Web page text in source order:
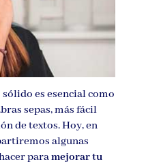
es esencial como
sepas, más fácil
de textos. Hoy, en
algunas
paramejorar tu